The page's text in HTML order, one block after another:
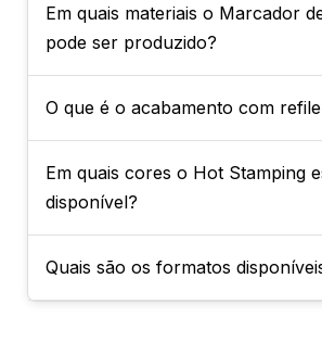
Sim. O produto pode ser
impressão 4x0, somente na
personalização colorida em
Em quais materiais o Marcador
pode ser produzido?
O Marcador de Página pode ser
diferentes papéis, incluindo
300g, Couché 300g, Couché
300g, Kraft 280g, Perolizado
240g.
O que é o acabamento com
O refile é o acabamento
garantir bordas precisas e um
elegante e profissional ao
Em quais cores o Hot Stamping
disponível?
O acabamento em Hot Stamping
disponível nas cores Dourado,
Quais são os formatos